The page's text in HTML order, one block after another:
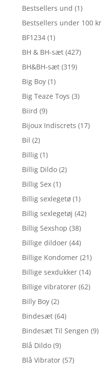
Bestsellers und (1)
Bestsellers under 100 kr
BF1234 (1)
BH & BH-sæt (427)
BH&BH-sæt (319)
Big Boy (1)
Big Teaze Toys (3)
Biird (9)
Bijoux Indiscrets (17)
Bil (2)
Billig (1)
Billig Dildo (2)
Billig Sex (1)
Billig sexlegetø (1)
Billig sexlegetøj (42)
Billig Sexshop (38)
Billige dildoer (44)
Billige Kondomer (21)
Billige sexdukker (14)
Billige vibratorer (62)
Billy Boy (2)
Bindesæt (64)
Bindesæt Til Sengen (9)
Blå Dildo (9)
Blå Vibrator (57)